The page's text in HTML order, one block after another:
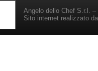
Angelo dello Chef S.r.l. –
Sito internet realizzato